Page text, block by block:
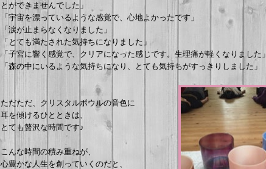
とができませんでした」
「宇宙を漂っているような感覚で、心地よかったです」
「涙が止まらなくなりました」
「とても満たされた気持ちになりました」
「子宮に響く感覚で、クリアになった感じです。生理痛が軽くなりました」
「森の中にいるような気持ちになり、とても気持ちがすっきりしました」
ただただ、クリスタルボウルの音色に
耳を傾けるひとときは、
とても贅沢な時間です♪
こんな時間の積み重ねが、
心豊かな人生を創っていくのだと、